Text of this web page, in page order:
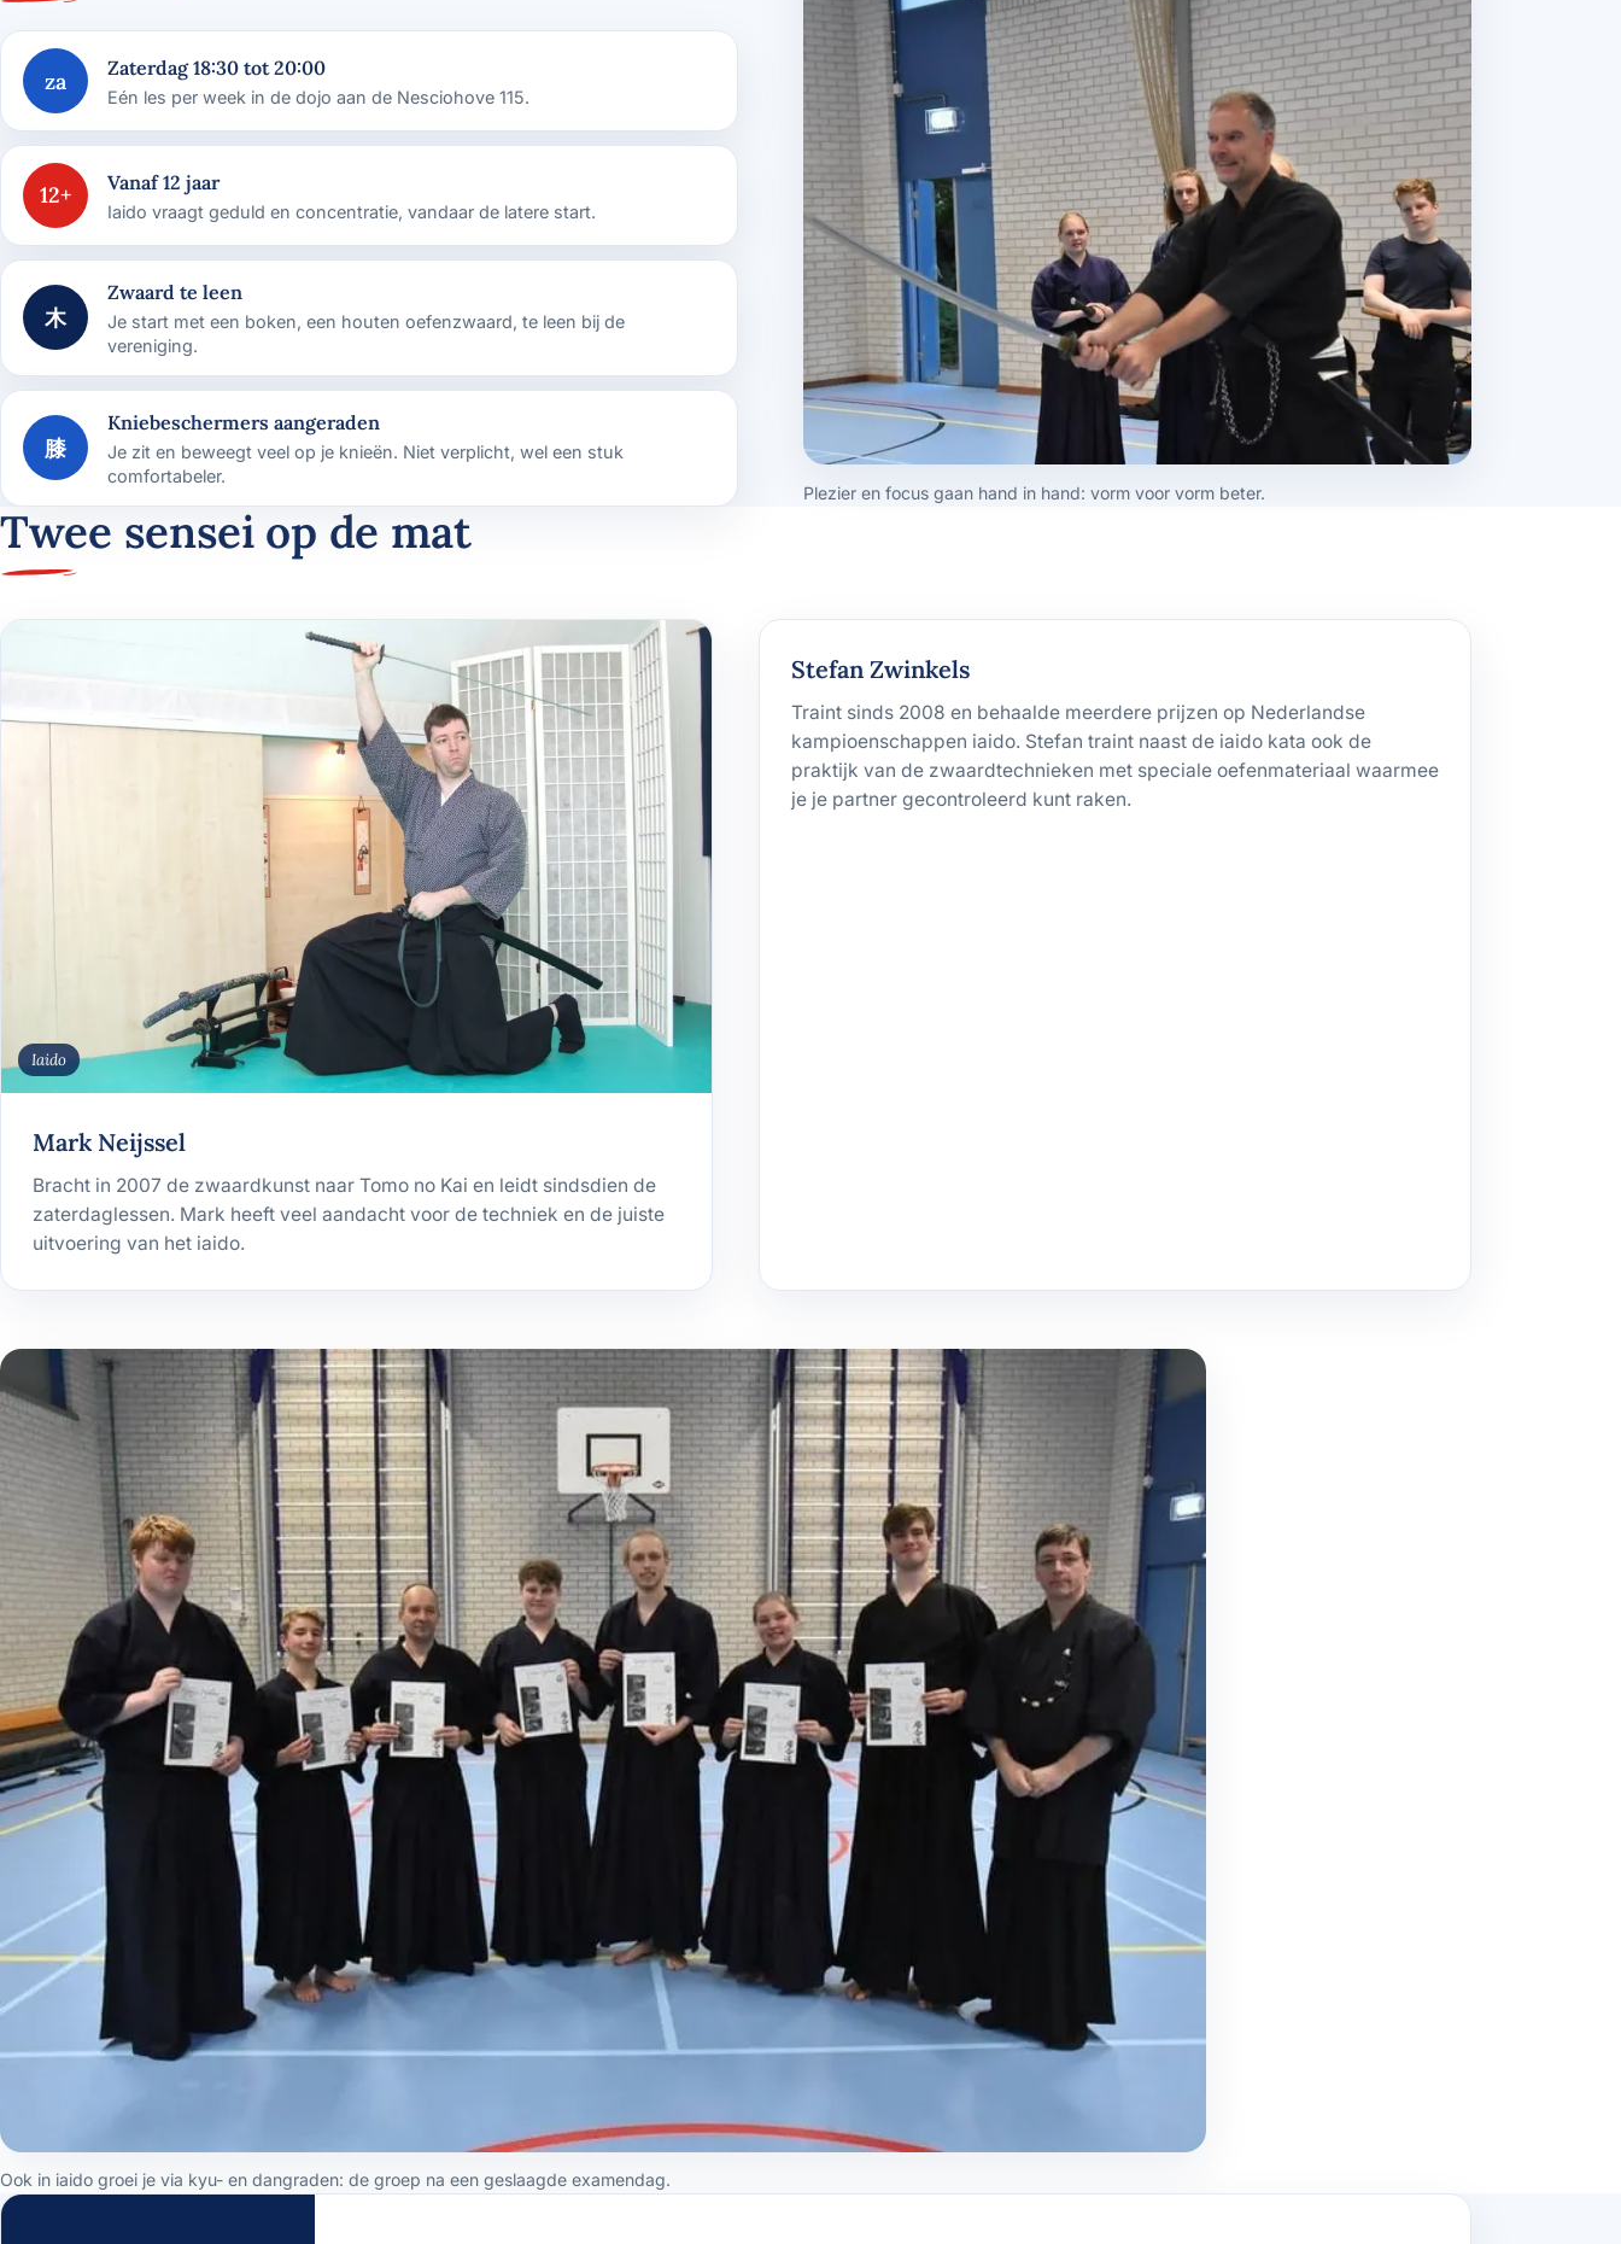
za Zaterdag 18:30 tot 20:00
Eén les per week in de dojo aan de Nesciohove 115.
12+ Vanaf 12 jaar
Iaido vraagt geduld en concentratie, vandaar de latere start.
木
Zwaard te leen
Je start met een boken, een houten oefenzwaard, te leen bij de
vereniging.
膝
Kniebeschermers aangeraden
Je zit en beweegt veel op je knieën. Niet verplicht, wel een stuk
comfortabeler.
Plezier en focus gaan hand in hand: vorm voor vorm beter.
Twee sensei op de mat
Iaido
Mark Neijssel
Bracht in 2007 de zwaardkunst naar Tomo no Kai en leidt sindsdien de
zaterdaglessen. Mark heeft veel aandacht voor de techniek en de juiste
uitvoering van het iaido.
居合
Stefan Zwinkels
Traint sinds 2008 en behaalde meerdere prijzen op Nederlandse
kampioenschappen iaido. Stefan traint naast de iaido kata ook de
praktijk van de zwaardtechnieken met speciale oefenmateriaal waarmee
je je partner gecontroleerd kunt raken.
Ook in iaido groei je via kyu- en dangraden: de groep na een geslaagde examendag.